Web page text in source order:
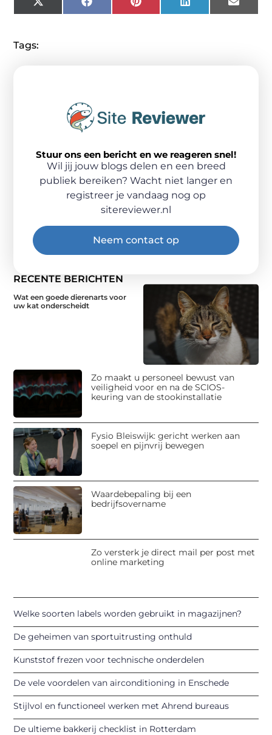
X
(Twitter)
FacebookPinterestLinkedIn Email
Tags:
RECENTE BERICHTEN
Wat een goede dierenarts voor
uw kat onderscheidt
Zo maakt u personeel bewust van
veiligheid voor en na de SCIOS-
keuring van de stookinstallatie
Fysio Bleiswijk: gericht werken aan
soepel en pijnvrij bewegen
Waardebepaling bij een
bedrijfsovername
Zo versterk je direct mail per post met
online marketing
Welke soorten labels worden gebruikt in magazijnen?
De geheimen van sportuitrusting onthuld
Kunststof frezen voor technische onderdelen
De vele voordelen van airconditioning in Enschede
Stijlvol en functioneel werken met Ahrend bureaus
De ultieme bakkerij checklist in Rotterdam
Stuur ons een bericht en we reageren snel!
Wil jij jouw blogs delen en een breed
publiek bereiken? Wacht niet langer en
registreer je vandaag nog op
sitereviewer.nl
Neem contact op